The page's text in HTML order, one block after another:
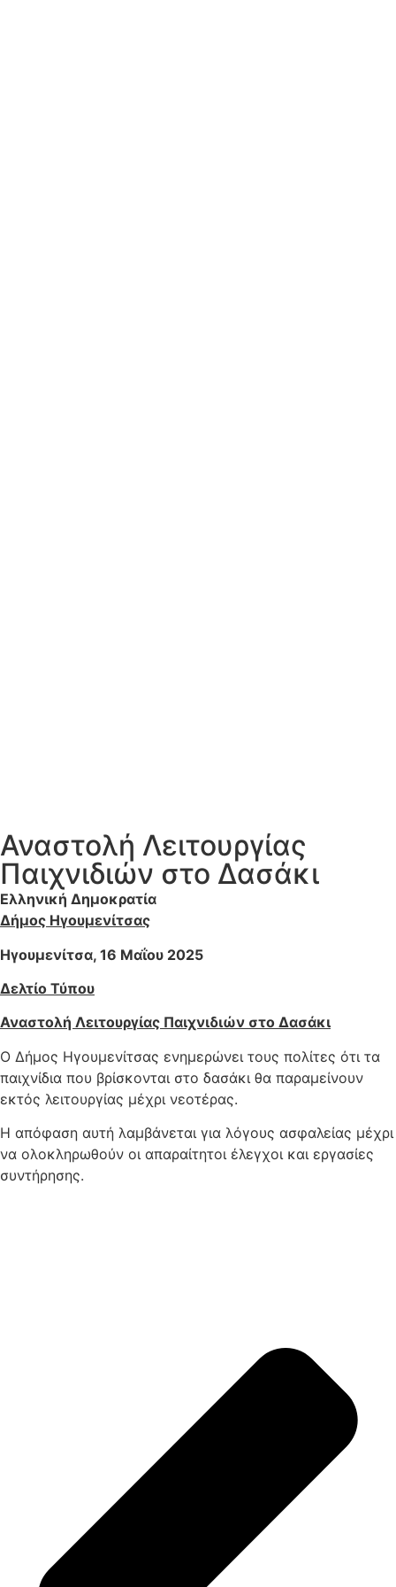
Αναστολή Λειτουργίας
Παιχνιδιών στο Δασάκι
Ελληνική Δημοκρατία
Δήμος Ηγουμενίτσας
Ηγουμενίτσα, 16 Μαΐου 2025
Δελτίο Τύπου
Αναστολή Λειτουργίας Παιχνιδιών στο Δασάκι
Ο Δήμος Ηγουμενίτσας ενημερώνει τους πολίτες ότι τα
παιχνίδια που βρίσκονται στο δασάκι θα παραμείνουν
εκτός λειτουργίας μέχρι νεοτέρας.
Η απόφαση αυτή λαμβάνεται για λόγους ασφαλείας μέχρι
να ολοκληρωθούν οι απαραίτητοι έλεγχοι και εργασίες
συντήρησης.